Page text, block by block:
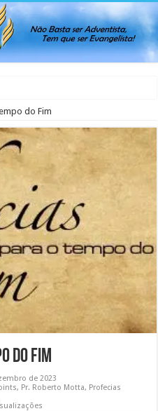
do Fim
do Fim
de 2023
, Pr. Roberto Motta, Profecias